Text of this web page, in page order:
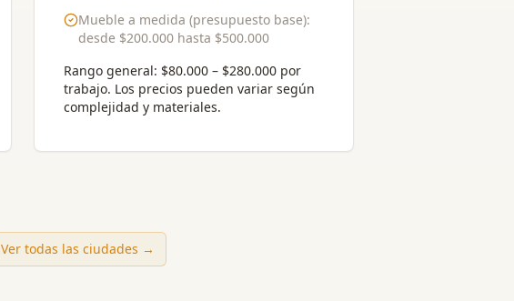
Mueble a medida (presupuesto base):
desde $200.000hasta $500.000
Rango general: $80.000 – $280.000 por
trabajo. Los precios pueden variar según
complejidad y materiales.
Ver todas las ciudades →